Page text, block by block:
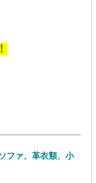
ファ、革衣類、小